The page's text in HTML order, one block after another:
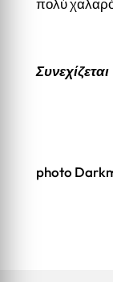
πολύ
Συνεχίζεται
photo